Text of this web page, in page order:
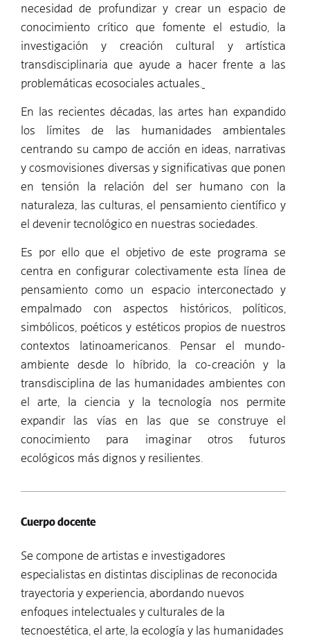
necesidad de profundizar y crear un espacio de
conocimiento crítico que fomente el estudio, la
investigación y creación cultural y artística
transdisciplinaria que ayude a hacer frente a las
problemáticas ecosociales actuales.
En las recientes décadas, las artes han expandido
los límites de las humanidades ambientales
centrando su campo de acción en ideas, narrativas
y cosmovisiones diversas y significativas que ponen
en tensión la relación del ser humano con la
naturaleza, las culturas, el pensamiento científico y
el devenir tecnológico en nuestras sociedades.
Es por ello que el objetivo de este programa se
centra en configurar colectivamente esta línea de
pensamiento como un espacio interconectado y
empalmado con aspectos históricos, políticos,
simbólicos, poéticos y estéticos propios de nuestros
contextos latinoamericanos. Pensar el mundo-
ambiente desde lo híbrido, la co-creación y la
transdisciplina de las humanidades ambientes con
el arte, la ciencia y la tecnología nos permite
expandir las vías en las que se construye el
conocimiento para imaginar otros futuros
ecológicos más dignos y resilientes.
Cuerpo docente
Se compone de artistas e investigadores
especialistas en distintas disciplinas de reconocida
trayectoria y experiencia, abordando nuevos
enfoques intelectuales y culturales de la
tecnoestética, el arte, la ecología y las humanidades